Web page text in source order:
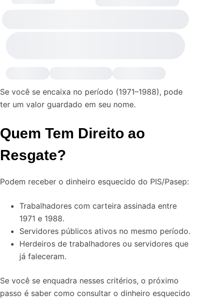
Se você se encaixa no período (1971–1988), pode
ter um valor guardado em seu nome.
Quem Tem Direito ao
Resgate?
Podem receber o dinheiro esquecido do PIS/Pasep:
Trabalhadores com carteira assinada entre
1971 e 1988.
Servidores públicos ativos no mesmo período.
Herdeiros de trabalhadores ou servidores que
já faleceram.
Se você se enquadra nesses critérios, o próximo
passo é saber como consultar o dinheiro esquecido